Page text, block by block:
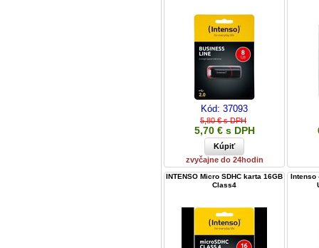
Kód: 37093
5,80 € s DPH
5,70 € s DPH
zvyčajne do 24hodin
INTENSO Micro SDHC karta 16GB
Class4
Intenso